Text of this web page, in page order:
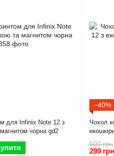
для Infinix Note 12 з
магнитом чорна gd2
−40%
Чохол
500 грн
299 грн